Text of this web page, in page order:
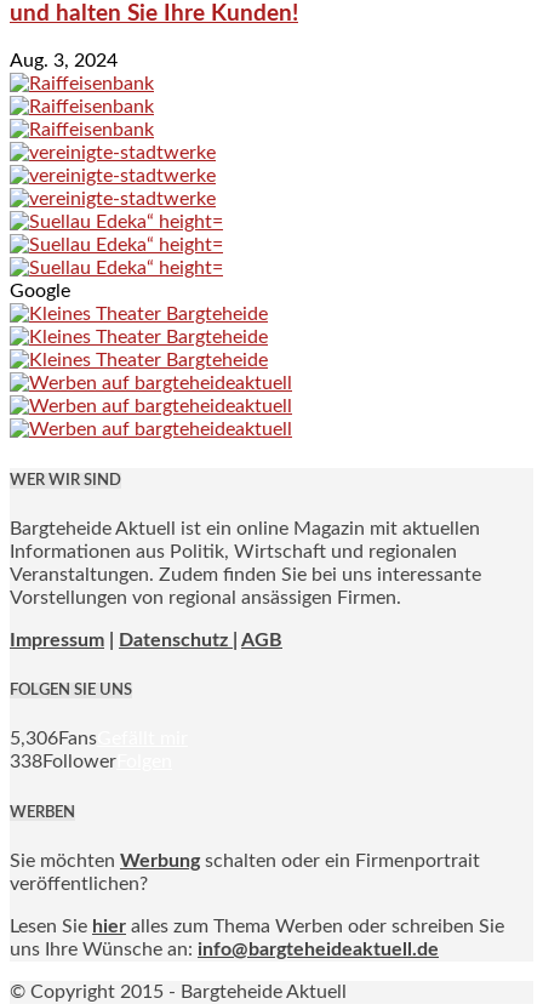
und halten Sie Ihre Kunden!
Aug. 3, 2024
Google
WER WIR SIND
Bargteheide Aktuell ist ein online Magazin mit aktuellen
Informationen aus Politik, Wirtschaft und regionalen
Veranstaltungen. Zudem finden Sie bei uns interessante
Vorstellungen von regional ansässigen Firmen.
Impressum Datenschutz | AGB
FOLGEN SIE UNS
5,306Fans
338Follower
WERBEN
Sie möchten Werbung schalten oder ein Firmenportrait
veröffentlichen?
Lesen Sie hier alles zum Thema Werben oder schreiben Sie
uns Ihre Wünsche an: info@bargteheideaktuell.de
© Copyright 2015 - Bargteheide Aktuell